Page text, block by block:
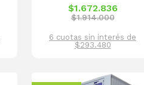
$1.672.836
$1.914.000
6 cuotas sin interés de
$293.480